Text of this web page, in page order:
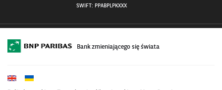
SWIFT: PPABPLPKXXX
Bank zmieniającego się świata